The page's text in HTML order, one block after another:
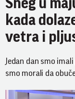
Sneg u
kada
vetra i
Jedan dan smo
smo morali da